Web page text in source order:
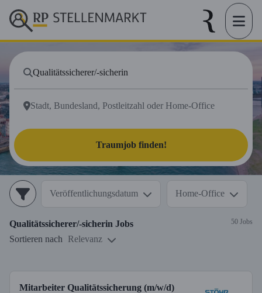
Traumjob finden!
Veröffentlichungsdatum Home-Office
Qualitätssicherer/-sicherin Jobs 50 Jobs
Sortieren nach Relevanz
Mitarbeiter Qualitätssicherung (m/w/d)